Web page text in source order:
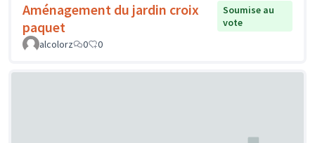
Aménagement du jardin croix
paquet
Soumise au
vote
alcolorz
0 0